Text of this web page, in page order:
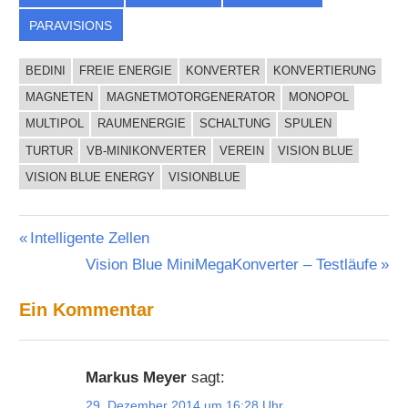
PARAVISIONS
BEDINI FREIE ENERGIE KONVERTER
KONVERTIERUNG
MAGNETEN
MAGNETMOTORGENERATOR
MONOPOL
MULTIPOL
RAUMENERGIE SCHALTUNG
SPULEN
TURTUR
VB-MINIKONVERTER VEREIN
VISION BLUE
VISION BLUE ENERGY
VISIONBLUE
Beitragsnavigation
Vorheriger
Intelligente Zellen
Nächster
Vision Blue MiniMegaKonverter – Testläufe
Ein Kommentar
Markus Meyer sagt: